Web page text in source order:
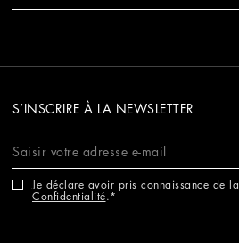
S’INSCRIRE À LA NEWSLETTER
Je déclare avoir pris connaissance de la
Confidentialité.